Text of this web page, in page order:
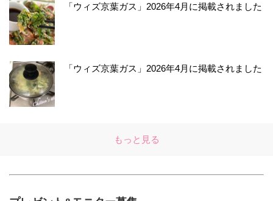
「ウィズ京葉ガス」2026年4月に掲載されました
「ウィズ京葉ガス」2026年4月に掲載されました
もっと見る